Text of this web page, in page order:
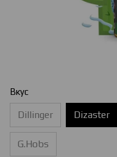
Вкус
Dillinger Dizaster
G.Hobs